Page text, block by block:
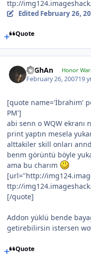
ttp://
Edited February 26,
Quote
TuGhAn Honor
February 26, 200719
[quote name='İbrahim'
PM']
abi senn o WQW ekranı
print yaptın mesela
alttakiler skill onları
benm görüntü böyle
ama bu charım
[url="http://
ttp://
[/quote]
Addon yüklü bende
getirebilirsin istersen
Quote